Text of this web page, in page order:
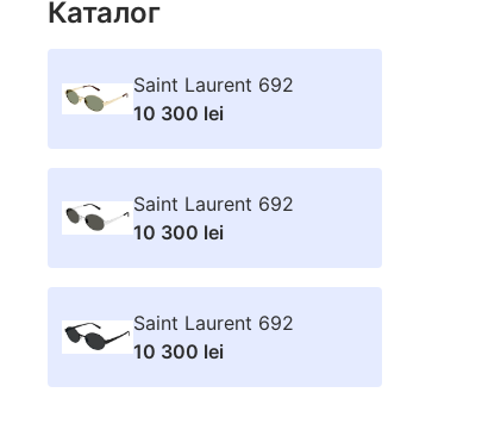
Каталог
Saint Laurent 692
10 300 lei
Saint Laurent 692
10 300 lei
Saint Laurent 692
10 300 lei